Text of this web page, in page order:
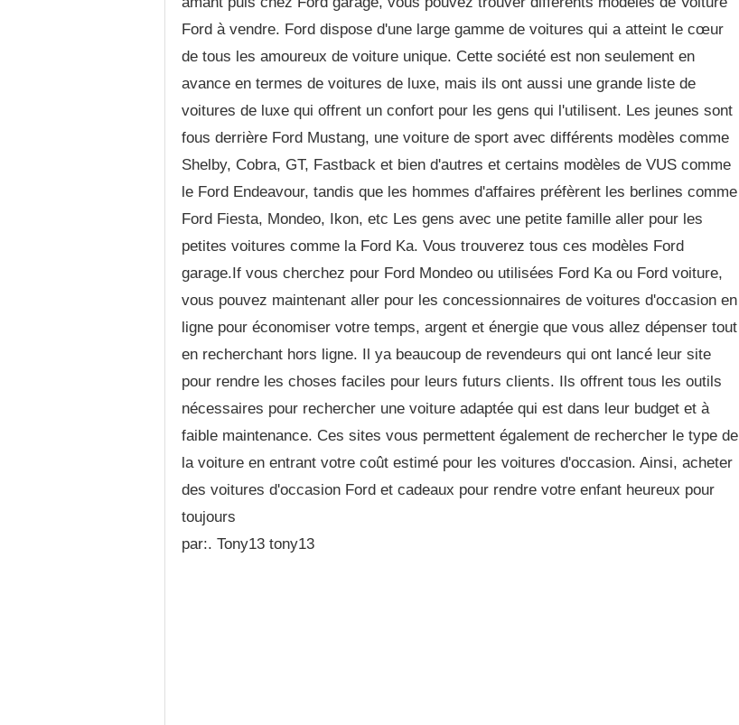
Ford à vendre. Ford dispose d'une large gamme de voitures qui a atteint le cœur
de tous les amoureux de voiture unique. Cette société est non seulement en
avance en termes de voitures de luxe, mais ils ont aussi une grande liste de
voitures de luxe qui offrent un confort pour les gens qui l'utilisent. Les jeunes sont
fous derrière Ford Mustang, une voiture de sport avec différents modèles comme
Shelby, Cobra, GT, Fastback et bien d'autres et certains modèles de VUS comme
le Ford Endeavour, tandis que les hommes d'affaires préfèrent les berlines comme
Ford Fiesta, Mondeo, Ikon, etc Les gens avec une petite famille aller pour les
petites voitures comme la Ford Ka. Vous trouverez tous ces modèles Ford
garage.If vous cherchez pour Ford Mondeo ou utilisées Ford Ka ou Ford voiture,
vous pouvez maintenant aller pour les concessionnaires de voitures d'occasion en
ligne pour économiser votre temps, argent et énergie que vous allez dépenser tout
en recherchant hors ligne. Il ya beaucoup de revendeurs qui ont lancé leur site
pour rendre les choses faciles pour leurs futurs clients. Ils offrent tous les outils
nécessaires pour rechercher une voiture adaptée qui est dans leur budget et à
faible maintenance. Ces sites vous permettent également de rechercher le type de
la voiture en entrant votre coût estimé pour les voitures d'occasion. Ainsi, acheter
des voitures d'occasion Ford et cadeaux pour rendre votre enfant heureux pour
toujours
par:. Tony13 tony13